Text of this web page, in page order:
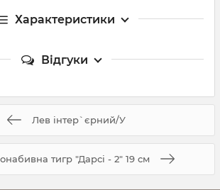
Характеристики
Відгуки
Лев інтер`єрний/У
тигр "Дарсі - 2" 19 см